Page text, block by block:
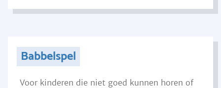
Babbelspel
Voor kinderen die niet goed kunnen horen of